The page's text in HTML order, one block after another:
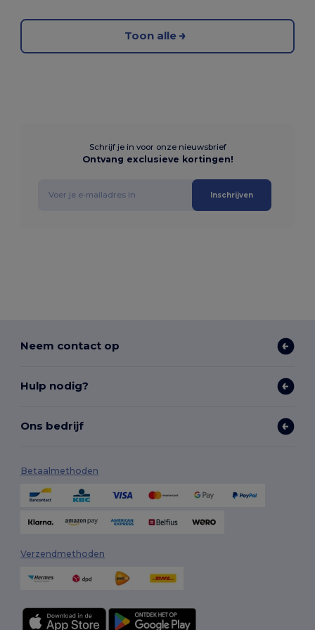
Toon alle
Schrijf je in voor onze nieuwsbrief
Ontvang exclusieve kortingen!
Inschrijven
Neem contact op
Hulp nodig?
Ons bedrijf
Betaalmethoden
Verzendmethoden